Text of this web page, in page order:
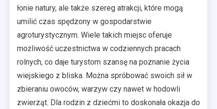
łonie natury, ale także szereg atrakcji, które mogą
umilić czas spędzony w gospodarstwie
agroturystycznym. Wiele takich miejsc oferuje
możliwość uczestnictwa w codziennych pracach
rolnych, co daje turystom szansę na poznanie życia
wiejskiego z bliska. Można spróbować swoich sił w
zbieraniu owoców, warzyw czy nawet w hodowli
zwierząt. Dla rodzin z dziećmi to doskonała okazja do